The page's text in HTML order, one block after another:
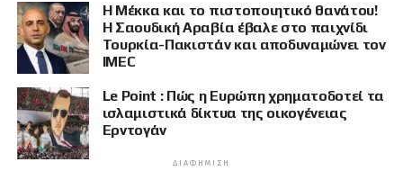
Η Μέκκα και το πιστοποιητικό θανάτου!
Η Σαουδική Αραβία έβαλε στο παιχνίδι
Τουρκία-Πακιστάν και αποδυναμώνει τον
IMEC
Le Point : Πώς η Ευρώπη χρηματοδοτεί τα
ισλαμιστικά δίκτυα της οικογένειας
Ερντογάν
ΔΙΑΦΉΜΙΣΗ